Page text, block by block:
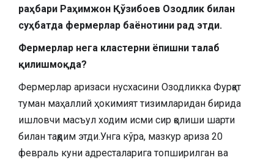
раҳбари Раҳимжон Қўзибоев Озодлик билан
суҳбатда фермерлар баёнотини рад этди.
Фермерлар нега кластерни ёпишни талаб
қилишмоқда?
Фермерлар аризаси нусхасини Озодликка Фурқат
туман маҳаллий ҳокимият тизимларидан бирида
ишловчи масъул ходим исми сир қолиши шарти
билан тақдим этди.Унга кўра, мазкур ариза 20
февраль куни адресталарига топширилган ва